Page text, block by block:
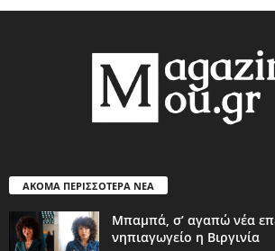
ΑΚΟΜΑ ΠΕΡΙΣΣΟΤΕΡΑ ΝΕΑ
Μπαμπά, σ’ αγαπώ νέα
νηπιαγωγείο η Βιργινία